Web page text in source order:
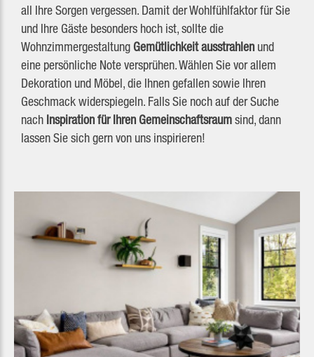
all Ihre Sorgen vergessen. Damit der Wohlfühlfaktor für Sie
und Ihre Gäste besonders hoch ist, sollte die
Wohnzimmergestaltung Gemütlichkeit ausstrahlen und
eine persönliche Note versprühen. Wählen Sie vor allem
Dekoration und Möbel, die Ihnen gefallen sowie Ihren
Geschmack widerspiegeln. Falls Sie noch auf der Suche
nach Inspiration für Ihren Gemeinschaftsraumsind, dann
lassen Sie sich gern von uns inspirieren!